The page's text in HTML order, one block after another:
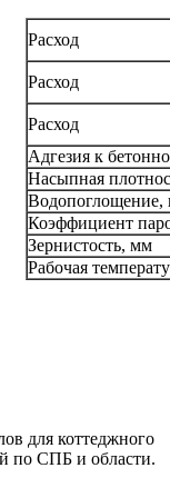
Расход
Расход
Расход
Адгезия к
Насыпная
Водопоглощение,
Коэффициент
Зернистость, мм
Рабочая
для коттеджного
по СПБ и области.